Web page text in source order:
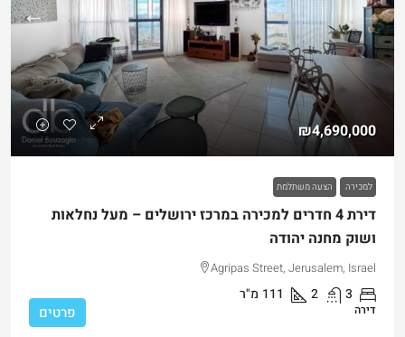
₪4,690,000
למכירה הצעה משתלמת
דירת 4 חדרים למכירה במרכז ירושלים – מעל נחלאות
ושוק מחנה יהודה
Agripas Street, Jerusalem, Israel
3
2
111 מ"ר
דירה פרטים